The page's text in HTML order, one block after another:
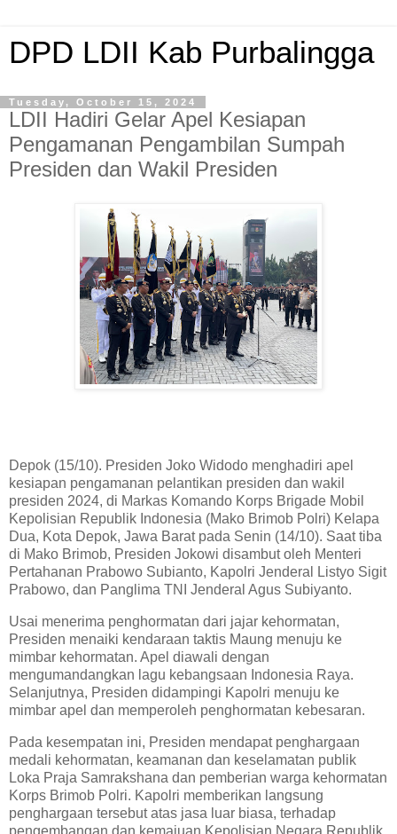
DPD LDII Kab Purbalingga
Tuesday, October 15, 2024
LDII Hadiri Gelar Apel Kesiapan
Pengamanan Pengambilan Sumpah
Presiden dan Wakil Presiden
Depok (15/10). Presiden Joko Widodo menghadiri apel
kesiapan pengamanan pelantikan presiden dan wakil
presiden 2024, di Markas Komando Korps Brigade Mobil
Kepolisian Republik Indonesia (Mako Brimob Polri) Kelapa
Dua, Kota Depok, Jawa Barat pada Senin (14/10). Saat tiba
di Mako Brimob, Presiden Jokowi disambut oleh Menteri
Pertahanan Prabowo Subianto, Kapolri Jenderal Listyo Sigit
Prabowo, dan Panglima TNI Jenderal Agus Subiyanto.
Usai menerima penghormatan dari jajar kehormatan,
Presiden menaiki kendaraan taktis Maung menuju ke
mimbar kehormatan. Apel diawali dengan
mengumandangkan lagu kebangsaan Indonesia Raya.
Selanjutnya, Presiden didampingi Kapolri menuju ke
mimbar apel dan memperoleh penghormatan kebesaran.
Pada kesempatan ini, Presiden mendapat penghargaan
medali kehormatan, keamanan dan keselamatan publik
Loka Praja Samrakshana dan pemberian warga kehormatan
Korps Brimob Polri. Kapolri memberikan langsung
penghargaan tersebut atas jasa luar biasa, terhadap
pengembangan dan kemajuan Kepolisian Negara Republik